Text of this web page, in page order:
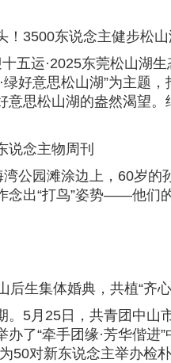
！3500东说念主健步松
五运·2025东莞松山湖
绿好意思松山湖”为主题
意思松山湖的盎然渴望。
说念主物周刊
湾公园滩涂边上，60岁
念出“打鸟”姿势——他们
后生集体婚典，共植“齐
。5月25日，共青团中山
了“牵手团缘·芳华偕进
50对新东说念主举办检